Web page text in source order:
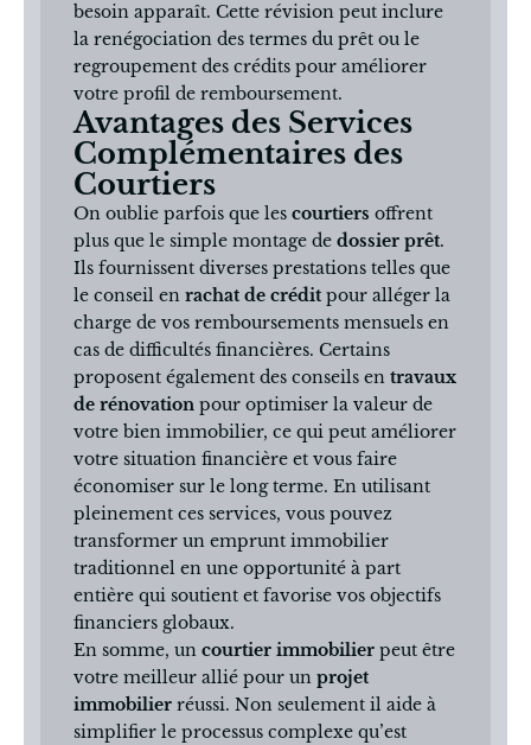
besoin apparaît. Cette révision peut inclure
la renégociation des termes du prêt ou le
regroupement des crédits pour améliorer
votre profil de remboursement.
Avantages des Services
Complémentaires des
Courtiers
On oublie parfois que les courtiers offrent
plus que le simple montage de dossier prêt.
Ils fournissent diverses prestations telles que
le conseil en rachat de crédit pour alléger la
charge de vos remboursements mensuels en
cas de difficultés financières. Certains
proposent également des conseils en travaux
de rénovation pour optimiser la valeur de
votre bien immobilier, ce qui peut améliorer
votre situation financière et vous faire
économiser sur le long terme. En utilisant
pleinement ces services, vous pouvez
transformer un emprunt immobilier
traditionnel en une opportunité à part
entière qui soutient et favorise vos objectifs
financiers globaux.
En somme, un courtier immobilier peut être
votre meilleur allié pour un projet
immobilier réussi. Non seulement il aide à
simplifier le processus complexe qu’est